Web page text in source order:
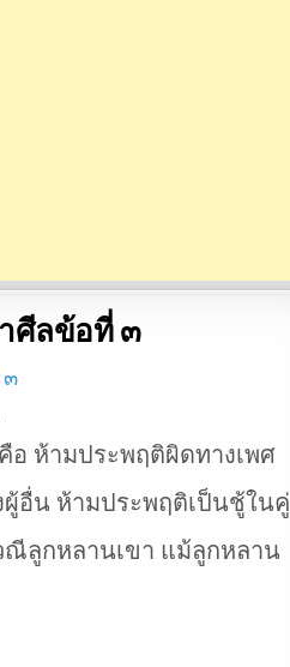
ศีลข้อที่ ๓
อ ห้ามประพฤติผิดทางเพศ
อื่น ห้ามประพฤติเป็นชู้ในคู่
ณีลูกหลานเขา แม้ลูกหลาน